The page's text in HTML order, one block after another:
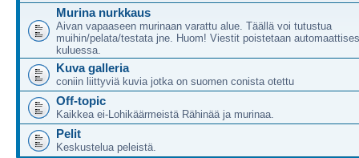
Murina nurkkaus
Aivan vapaaseen murinaan varattu alue. Täällä voi tutustua
muihin/pelata/testata jne. Huom! Viestit poistetaan
kuluessa.
Kuva galleria
coniin liittyviä kuvia jotka on suomen conista otettu
Off-topic
Kaikkea ei-Lohikäärmeistä Rähinää ja murinaa.
Pelit
Keskustelua peleistä.